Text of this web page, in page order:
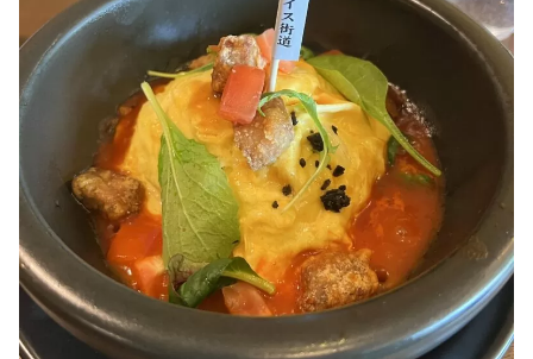
プライバシーポリシー
お問い合わせ
080-1481-9900
メールで予約